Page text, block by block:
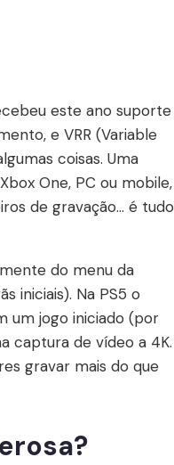
este ano suporte
e VRR (Variable
coisas. Uma
One, PC ou mobile,
de gravação... é tudo
do menu da
iniciais). Na PS5 o
um jogo iniciado (por
captura de vídeo a 4K.
gravar mais do que